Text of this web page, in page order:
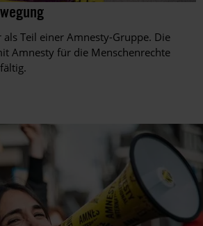
Teil einer Amnesty-Gruppe. Die
Amnesty für die Menschenrechte